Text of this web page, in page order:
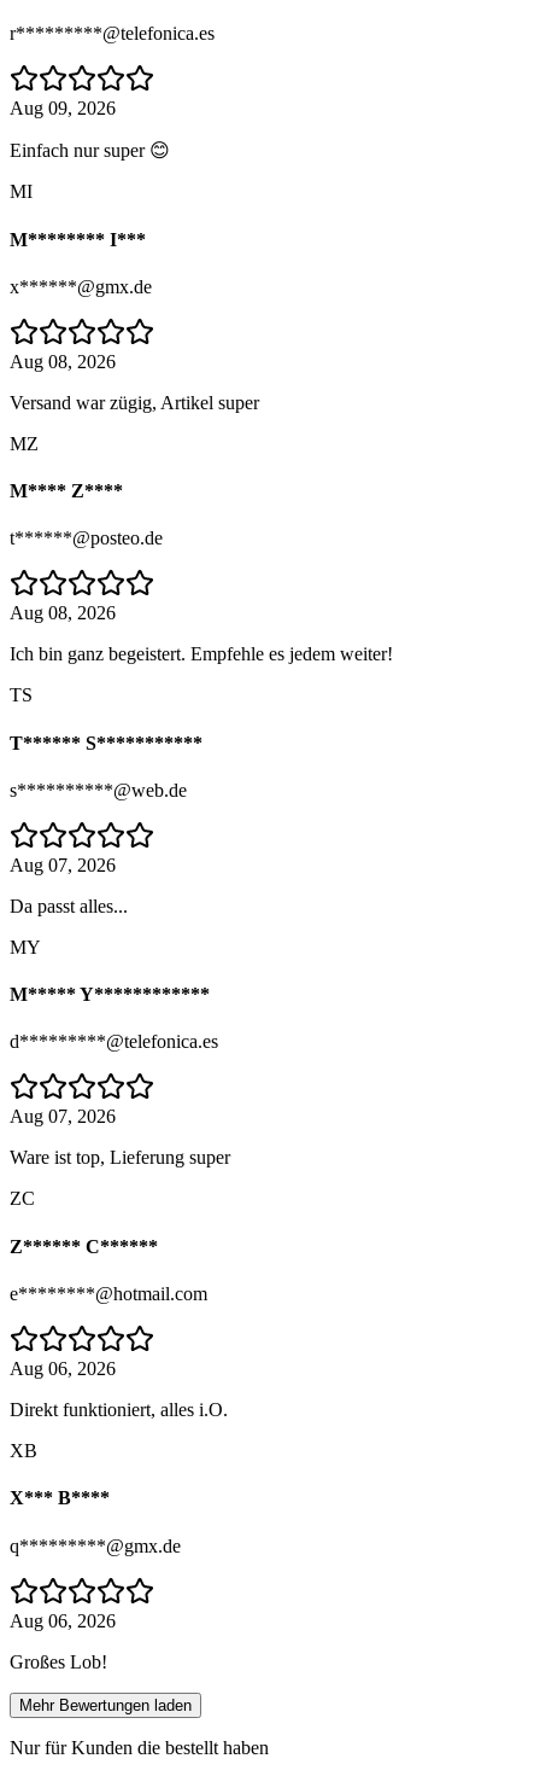
r*********@telefonica.es
Aug 09, 2026
Einfach nur super 😊
MI
M******** I***
x******@gmx.de
Aug 08, 2026
Versand war zügig, Artikel super
MZ
M**** Z****
t******@posteo.de
Aug 08, 2026
Ich bin ganz begeistert. Empfehle es jedem weiter!
TS
T****** S***********
s**********@web.de
Aug 07, 2026
Da passt alles...
MY
M***** Y************
d*********@telefonica.es
Aug 07, 2026
Ware ist top, Lieferung super
ZC
Z****** C******
e********@hotmail.com
Aug 06, 2026
Direkt funktioniert, alles i.O.
XB
X*** B****
q*********@gmx.de
Aug 06, 2026
Großes Lob!
Mehr Bewertungen laden
Nur für Kunden die bestellt haben